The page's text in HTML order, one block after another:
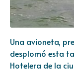
Una avioneta,
desplomó esta
Hotelera de la